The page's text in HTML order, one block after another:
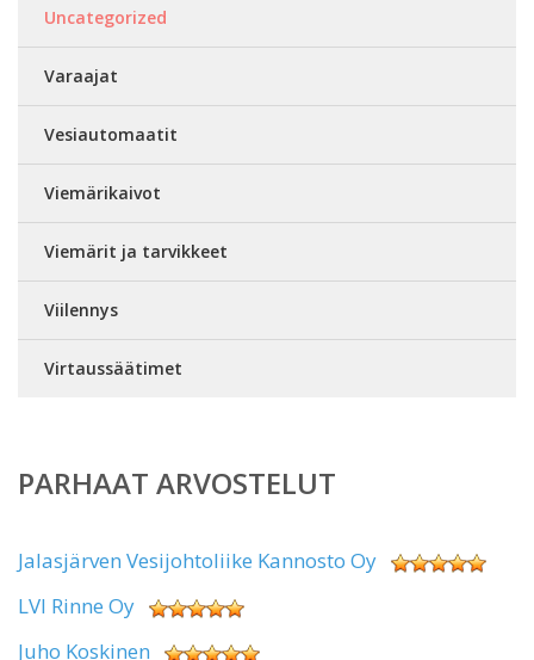
Uncategorized
Varaajat
Vesiautomaatit
Viemärikaivot
Viemärit ja tarvikkeet
Viilennys
Virtaussäätimet
PARHAAT ARVOSTELUT
Jalasjärven Vesijohtoliike Kannosto Oy
LVI Rinne Oy
Juho Koskinen